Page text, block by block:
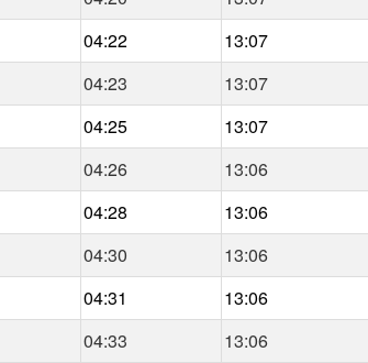
04:22 13:07
04:23 13:07
04:25 13:07
04:26 13:06
04:28 13:06
04:30 13:06
04:31 13:06
04:33 13:06